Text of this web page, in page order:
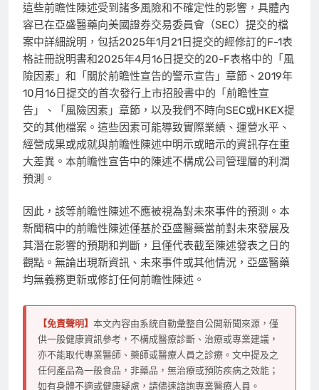
這些前瞻性陳述受到諸多風險和不確定性的影響，具體內
容已在亞盛醫藥向美國證券交易委員會（SEC）提交的檔
案中詳細說明，包括2025年1月21日提交的經修訂的F-1表
格註冊說明書和2025年4月16日提交的20-F表格中的 「 風
險因素 」 和 「 關於前瞻性宣告的警示宣告 」 章節、2019年
10月16日提交的首次發行上市招股書中的 「 前瞻性宣
告 」 、 「 風險因素 」 章節，以及我們不時向SEC或HKEX提
交的其他檔案。這些因素可能導致實際業績、運營水平、
經營成果或成就與前瞻性陳述中明示或暗示的資訊存在重
大差異。本前瞻性宣告中的陳述不構成公司管理層的利潤
預測。
因此，該等前瞻性陳述不應被視為對未來事件的預測。本
新聞稿中的前瞻性陳述僅基於亞盛醫藥當前對未來發展及
其潛在影響的預期和判斷，且僅代表截至陳述發表之日的
觀點。無論出現新資訊、未來事件或其他情況，亞盛醫藥
均無義務更新或修訂任何前瞻性陳述。
【免責聲明】 本文內容由系統自動彙整自公開新聞來源，僅
供一般健康資訊參考，不構成醫療診斷、治療或專業建議，
亦不能取代專業醫師、藥師或醫療人員之診療。文中提及之
任何產品為一般食品，非藥品，無治療或預防疾病之效能；
如有身體不適或健康疑慮，請儘速諮詢專業醫療人員。